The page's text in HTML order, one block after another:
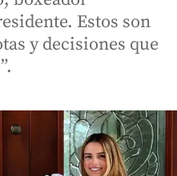
Estos son
y decisiones que